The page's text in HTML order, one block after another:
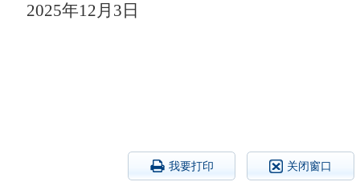
2025年12月 3 日
我要打印 关闭窗口